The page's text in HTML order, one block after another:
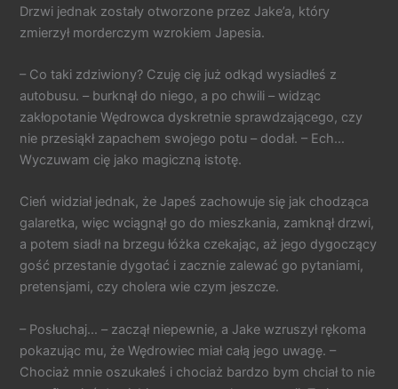
Drzwi jednak zostały otworzone przez Jake’a, który
zmierzył morderczym wzrokiem Japesia.
– Co taki zdziwiony? Czuję cię już odkąd wysiadłeś z
autobusu. – burknął do niego, a po chwili – widząc
zakłopotanie Wędrowca dyskretnie sprawdzającego, czy
nie przesiąkł zapachem swojego potu – dodał. – Ech…
Wyczuwam cię jako magiczną istotę.
Cień widział jednak, że Japeś zachowuje się jak chodząca
galaretka, więc wciągnął go do mieszkania, zamknął drzwi,
a potem siadł na brzegu łóżka czekając, aż jego dygoczący
gość przestanie dygotać i zacznie zalewać go pytaniami,
pretensjami, czy cholera wie czym jeszcze.
– Posłuchaj… – zaczął niepewnie, a Jake wzruszył rękoma
pokazując mu, że Wędrowiec miał całą jego uwagę. –
Chociaż mnie oszukałeś i chociaż bardzo bym chciał to nie